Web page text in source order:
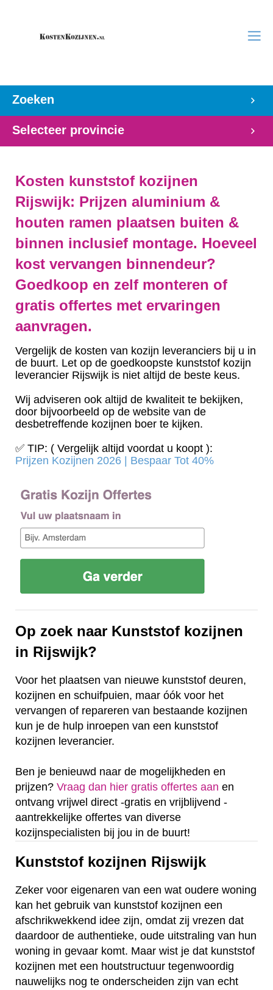
Zoeken
Selecteer provincie
Kosten kunststof kozijnen
Rijswijk: Prijzen aluminium &
houten ramen plaatsen buiten &
binnen inclusief montage. Hoeveel
kost vervangen binnendeur?
Goedkoop en zelf monteren of
gratis offertes met ervaringen
aanvragen.
Vergelijk de kosten van kozijn leveranciers bij u in
de buurt. Let op de goedkoopste kunststof kozijn
leverancier Rijswijk is niet altijd de beste keus.
Wij adviseren ook altijd de kwaliteit te bekijken,
door bijvoorbeeld op de website van de
desbetreffende kozijnen boer te kijken.
✅ TIP: ( Vergelijk altijd voordat u koopt ):
Prijzen Kozijnen 2026 | Bespaar Tot 40%‎
Op zoek naar Kunststof kozijnen
in Rijswijk?
Voor het plaatsen van nieuwe kunststof deuren,
kozijnen en schuifpuien, maar óók voor het
vervangen of repareren van bestaande kozijnen
kun je de hulp inroepen van een kunststof
kozijnen leverancier.
Ben je benieuwd naar de mogelijkheden en
prijzen? Vraag dan hier gratis offertes aan en
ontvang vrijwel direct -gratis en vrijblijvend -
aantrekkelijke offertes van diverse
kozijnspecialisten bij jou in de buurt!
Kunststof kozijnen Rijswijk
Zeker voor eigenaren van een wat oudere woning
kan het gebruik van kunststof kozijnen een
afschrikwekkend idee zijn, omdat zij vrezen dat
daardoor de authentieke, oude uitstraling van hun
woning in gevaar komt. Maar wist je dat kunststof
kozijnen met een houtstructuur tegenwoordig
nauwelijks nog te onderscheiden zijn van echt